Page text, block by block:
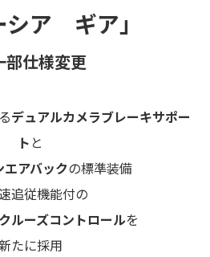
シア ギア」
部仕様変更
デュアルカメラブレーキサポー
ト と
エアバックの標準装備
追従機能付の
ルーズコントロールを
たに採用